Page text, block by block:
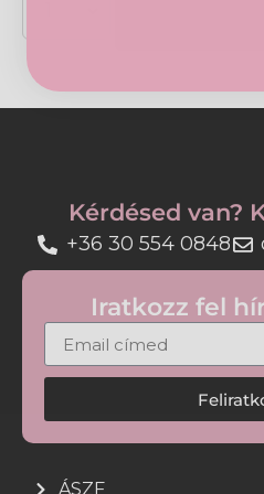
• Hialuronsav a teltebb
• Könnyű, olvadó textúra
Használat:
Reggel vigye fel a
nyakra.
Iratkozz fel
Kérdésed van?
+36 30 554 0848
ÁSZF